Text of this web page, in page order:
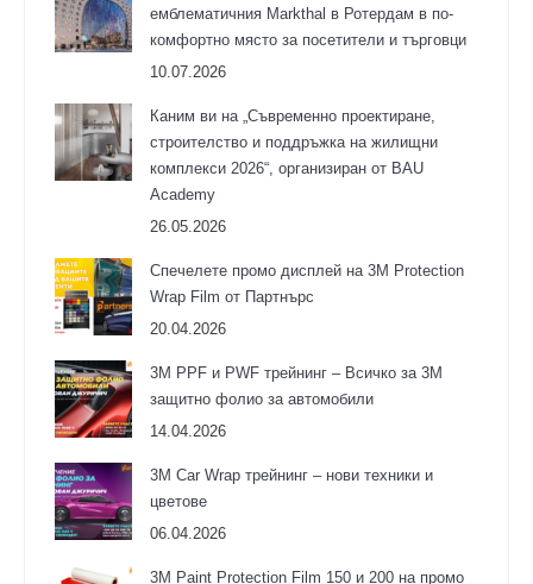
емблематичния Markthal в Ротердам в по-
комфортно място за посетители и търговци
10.07.2026
Каним ви на „Съвременно проектиране,
строителство и поддръжка на жилищни
комплекси 2026“, организиран от BAU
Academy
26.05.2026
Спечелете промо дисплей на 3M Protection
Wrap Film от Партнърс
20.04.2026
3M PPF и PWF трейнинг – Всичко за 3М
защитно фолио за автомобили
14.04.2026
3M Car Wrap трейнинг – нови техники и
цветове
06.04.2026
3М Paint Protection Film 150 и 200 на промо